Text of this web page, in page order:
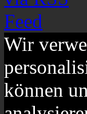
Wir
können